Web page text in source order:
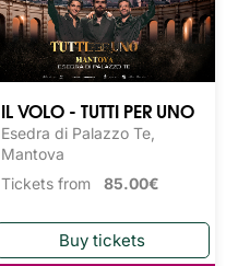
IL VOLO - TUTTI PER UNO
Esedra di Palazzo Te,
Mantova
Tickets from 85.00€